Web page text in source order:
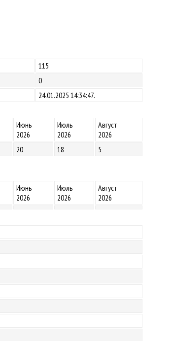
115
0
24.01.2025 14:34:47.
Июнь
2026
Июль
2026
Август
2026
20 18 5
Июнь
2026
Июль
2026
Август
2026